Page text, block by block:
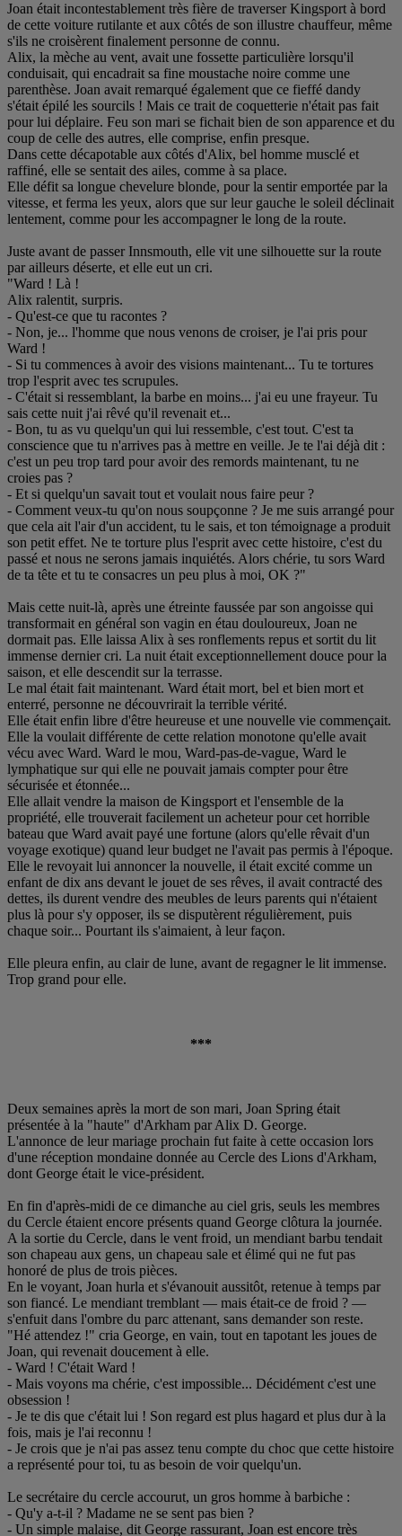
Joan était incontestablement très fière de traverser Kingsport à bord
de cette voiture rutilante et aux côtés de son illustre chauffeur, même
s'ils ne croisèrent finalement personne de connu.
Alix, la mèche au vent, avait une fossette particulière lorsqu'il
conduisait, qui encadrait sa fine moustache noire comme une
parenthèse. Joan avait remarqué également que ce fieffé dandy
s'était épilé les sourcils ! Mais ce trait de coquetterie n'était pas fait
pour lui déplaire. Feu son mari se fichait bien de son apparence et du
coup de celle des autres, elle comprise, enfin presque.
Dans cette décapotable aux côtés d'Alix, bel homme musclé et
raffiné, elle se sentait des ailes, comme à sa place.
Elle défit sa longue chevelure blonde, pour la sentir emportée par la
vitesse, et ferma les yeux, alors que sur leur gauche le soleil déclinait
lentement, comme pour les accompagner le long de la route.
Juste avant de passer Innsmouth, elle vit une silhouette sur la route
par ailleurs déserte, et elle eut un cri.
"Ward ! Là !
Alix ralentit, surpris.
- Qu'est-ce que tu racontes ?
- Non, je... l'homme que nous venons de croiser, je l'ai pris pour
Ward !
- Si tu commences à avoir des visions maintenant... Tu te tortures
trop l'esprit avec tes scrupules.
- C'était si ressemblant, la barbe en moins... j'ai eu une frayeur. Tu
sais cette nuit j'ai rêvé qu'il revenait et...
- Bon, tu as vu quelqu'un qui lui ressemble, c'est tout. C'est ta
conscience que tu n'arrives pas à mettre en veille. Je te l'ai déjà dit :
c'est un peu trop tard pour avoir des remords maintenant, tu ne
croies pas ?
- Et si quelqu'un savait tout et voulait nous faire peur ?
- Comment veux-tu qu'on nous soupçonne ? Je me suis arrangé pour
que cela ait l'air d'un accident, tu le sais, et ton témoignage a produit
son petit effet. Ne te torture plus l'esprit avec cette histoire, c'est du
passé et nous ne serons jamais inquiétés. Alors chérie, tu sors Ward
de ta tête et tu te consacres un peu plus à moi, OK ?"
Mais cette nuit-là, après une étreinte faussée par son angoisse qui
transformait en général son vagin en étau douloureux, Joan ne
dormait pas. Elle laissa Alix à ses ronflements repus et sortit du lit
immense dernier cri. La nuit était exceptionnellement douce pour la
saison, et elle descendit sur la terrasse.
Le mal était fait maintenant. Ward était mort, bel et bien mort et
enterré, personne ne découvrirait la terrible vérité.
Elle était enfin libre d'être heureuse et une nouvelle vie commençait.
Elle la voulait différente de cette relation monotone qu'elle avait
vécu avec Ward. Ward le mou, Ward-pas-de-vague, Ward le
lymphatique sur qui elle ne pouvait jamais compter pour être
sécurisée et étonnée...
Elle allait vendre la maison de Kingsport et l'ensemble de la
propriété, elle trouverait facilement un acheteur pour cet horrible
bateau que Ward avait payé une fortune (alors qu'elle rêvait d'un
voyage exotique) quand leur budget ne l'avait pas permis à l'époque.
Elle le revoyait lui annoncer la nouvelle, il était excité comme un
enfant de dix ans devant le jouet de ses rêves, il avait contracté des
dettes, ils durent vendre des meubles de leurs parents qui n'étaient
plus là pour s'y opposer, ils se disputèrent régulièrement, puis
chaque soir... Pourtant ils s'aimaient, à leur façon.
Elle pleura enfin, au clair de lune, avant de regagner le lit immense.
Trop grand pour elle.
***
Deux semaines après la mort de son mari, Joan Spring était
présentée à la "haute" d'Arkham par Alix D. George.
L'annonce de leur mariage prochain fut faite à cette occasion lors
d'une réception mondaine donnée au Cercle des Lions d'Arkham,
dont George était le vice-président.
En fin d'après-midi de ce dimanche au ciel gris, seuls les membres
du Cercle étaient encore présents quand George clôtura la journée.
A la sortie du Cercle, dans le vent froid, un mendiant barbu tendait
son chapeau aux gens, un chapeau sale et élimé qui ne fut pas
honoré de plus de trois pièces.
En le voyant, Joan hurla et s'évanouit aussitôt, retenue à temps par
son fiancé. Le mendiant tremblant — mais était-ce de froid ? —
s'enfuit dans l'ombre du parc attenant, sans demander son reste.
"Hé attendez !" cria George, en vain, tout en tapotant les joues de
Joan, qui revenait doucement à elle.
- Ward ! C'était Ward !
- Mais voyons ma chérie, c'est impossible... Décidément c'est une
obsession !
- Je te dis que c'était lui ! Son regard est plus hagard et plus dur à la
fois, mais je l'ai reconnu !
- Je crois que je n'ai pas assez tenu compte du choc que cette histoire
a représenté pour toi, tu as besoin de voir quelqu'un.
Le secrétaire du cercle accourut, un gros homme à barbiche :
- Qu'y a-t-il ? Madame ne se sent pas bien ?
- Un simple malaise, dit George rassurant, Joan est encore très